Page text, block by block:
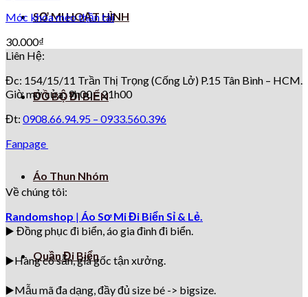
SƠ MI HOẠT HÌNH
ĐỒ BỘ ĐI BIỂN
Áo Thun Nhóm
Quần Đi Biển
Móc khóa mèo thần tài
30.000₫
Liên Hệ:
Đc: 154/15/11 Trần Thị Trọng (Cống Lở) P.15 Tân Bình – HCM.
Giờ mở cửa: 9h00 – 21h00
Đt: 0908.66.94.95 – 0933.560.396
Fanpage
Về chúng tôi:
Randomshop | Áo Sơ Mi Đi Biển Sỉ & Lẻ.
▶️ Đồng phục đi biển, áo gia đình đi biển.
▶️Hàng có sẵn, giá gốc tận xưởng.
▶️Mẫu mã đa dạng, đầy đủ size bé -> bigsize.